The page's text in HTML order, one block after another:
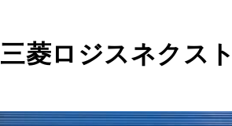
三菱ロジスネクス